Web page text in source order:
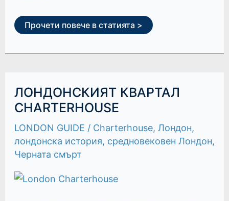
Прочети повече в статията >
ЛОНДОНСКИЯТ КВАРТАЛ
CHARTERHOUSE
LONDON GUIDE / Charterhouse, Лондон,
лондонска история, средновековен Лондон,
Черната смърт
ЛОНДОНСКИЯТ
КВАРТАЛ
CHARTERHOUSE